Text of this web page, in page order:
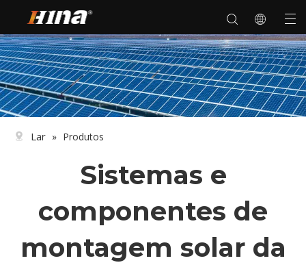
Lar » Produtos
Sistemas e
componentes de
montagem solar da